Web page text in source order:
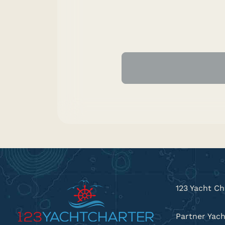
123 Yacht
Partner